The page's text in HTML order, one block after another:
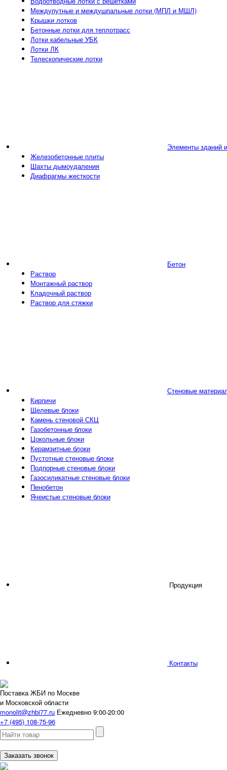
Междупутные и междушпальные лотки (МПЛ и МШЛ)
Крышки лотков
Бетонные лотки для теплотрасс
Лотки кабельные УБК
Лотки ЛК
Телескопические лотки
Элементы зданий
Железобетонные плиты
Шахты дымоудаления
Диафрагмы жесткости
Бетон
Раствор
Монтажный раствор
Кладочный раствор
Раствор для стяжки
Стеновые
Кирпичи
Щелевые блоки
Камень стеновой СКЦ
Газобетонные блоки
Цокольные блоки
Керамзитные блоки
Пустотные стеновые блоки
Подпорные стеновые блоки
Газосиликатные стеновые блоки
Пенобетон
Ячеистые стеновые блоки
Продукция
Контакты
Поставка ЖБИ по Москве
и Московской области
monolit@zhbi77.ru Ежедневно 9:00-20:00
+7 (495) 108-75-96
Заказать звонок